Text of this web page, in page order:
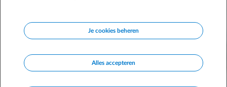
Je cookies beheren
Alles accepteren